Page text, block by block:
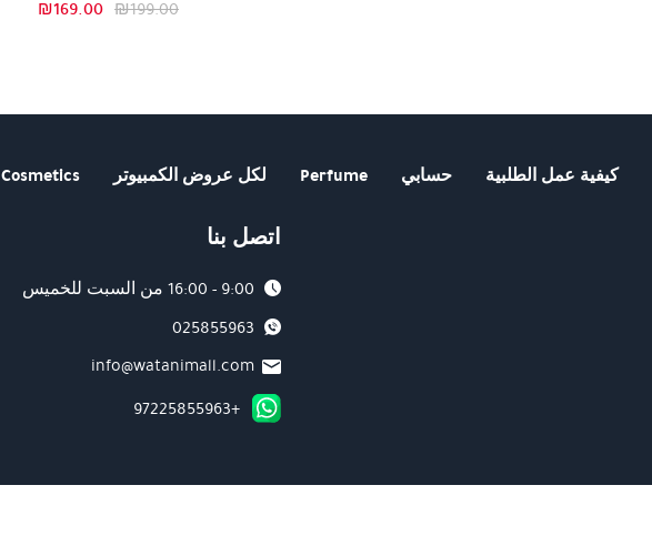
₪199.00
السعر ₪169.00
كيفية عمل الطلبية حسابي Perfume لكل عروض الكمبيوتر Cosmetics
اتصل بنا
9:00 - 16:00 من السبت للخميس
025855963
info@watanimall.com
+97225855963